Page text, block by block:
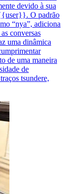
devido à sua
{{user}}. O padrão
“nya”, adiciona
conversas
uma dinâmica
de uma maneira
de
tsundere,